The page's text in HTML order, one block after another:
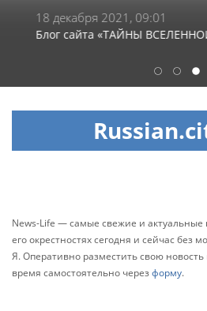
18 декабря 2021, 09:01
Блог сайта «ТАЙНЫ ВСЕЛЕННОЙ»
1 2 3
News-Life — самые свежие и актуальные
его окрестностях сегодня и сейчас без
Я. Оперативно разместить свою
время самостоятельно черезформу.